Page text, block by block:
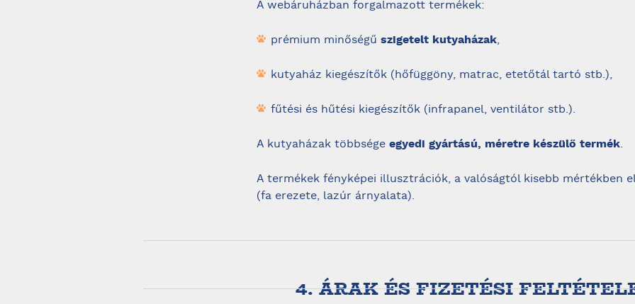
A webáruházban forgalmazott termékek:
prémium minőségű szigetelt kutyaházak,
kutyaház kiegészítők (hőfüggöny, matrac, etetőtál tartó stb.),
fűtési és hűtési kiegészítők (infrapanel, ventilátor stb.).
A kutyaházak többsége egyedi gyártású, méretre készülő termék.
A termékek fényképei illusztrációk, a valóságtól kisebb mértékben
(fa erezete, lazúr árnyalata).
4. ÁRAK ÉS FIZETÉSI